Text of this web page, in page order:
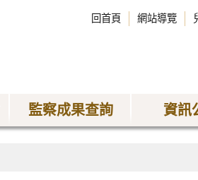
回首頁 網站導覽
監察成果查詢 資訊